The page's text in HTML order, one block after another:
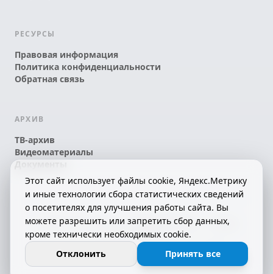
РЕСУРСЫ
Правовая информация
Политика конфиденциальности
Обратная связь
АРХИВ
ТВ-архив
Видеоматериалы
Документы
© 2026 АО «КРТК» • КОМИ ЙÖЗЛЫ — КОМИ
ТЕЛЕКАНАЛ!
СДЕЛАНО С ЛЮБОВЬЮ К РЕСПУБЛИКЕ КОМИ
16+
Этот сайт использует файлы cookie, Яндекс.Метрику
и иные технологии сбора статистических сведений
о посетителях для улучшения работы сайта. Вы
можете разрешить или запретить сбор данных,
кроме технически необходимых cookie.
Отклонить
Принять все